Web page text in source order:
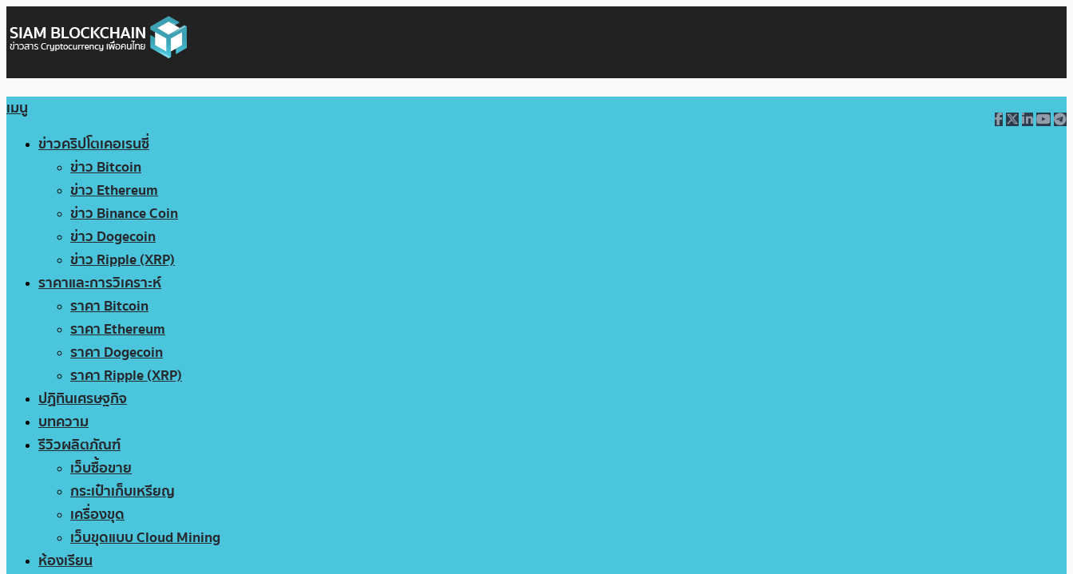
เมนู
ข่าวคริปโตเคอเรนซี่
ข่าว Bitcoin
ข่าว Ethereum
ข่าว Binance Coin
ข่าว Dogecoin
ข่าว Ripple (XRP)
ราคาและการวิเคราะห์
ราคา Bitcoin
ราคา Ethereum
ราคา Dogecoin
ราคา Ripple (XRP)
ปฏิทินเศรษฐกิจ
บทความ
รีวิวผลิตภัณฑ์
เว็บซื้อขาย
กระเป๋าเก็บเหรียญ
เครื่องขุด
เว็บขุดแบบ Cloud Mining
ห้องเรียน